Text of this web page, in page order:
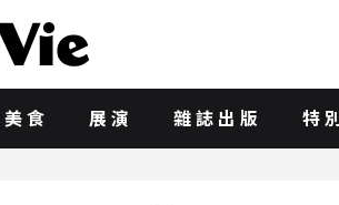
美食 展演 雜誌出版 特